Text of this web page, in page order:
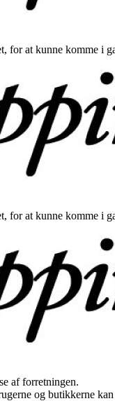
for at kunne komme i
for at kunne komme i
af forretningen.
og butikkerne